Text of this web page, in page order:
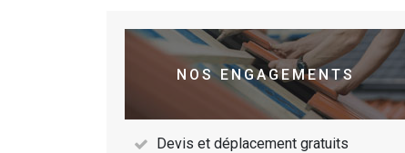
NOS ENGAGEMENTS
Devis et déplacement gratuits